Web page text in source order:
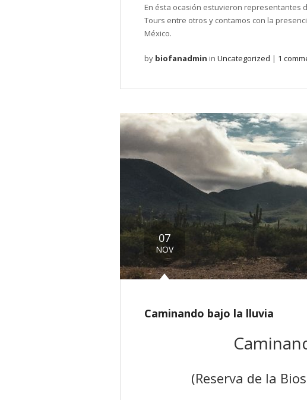
En ésta ocasión estuvieron representantes
Tours entre otros y contamos con la
México.
by biofanadmin in Uncategorized | 1
07
NOV
Caminando bajo la lluvia
(Reserva de la